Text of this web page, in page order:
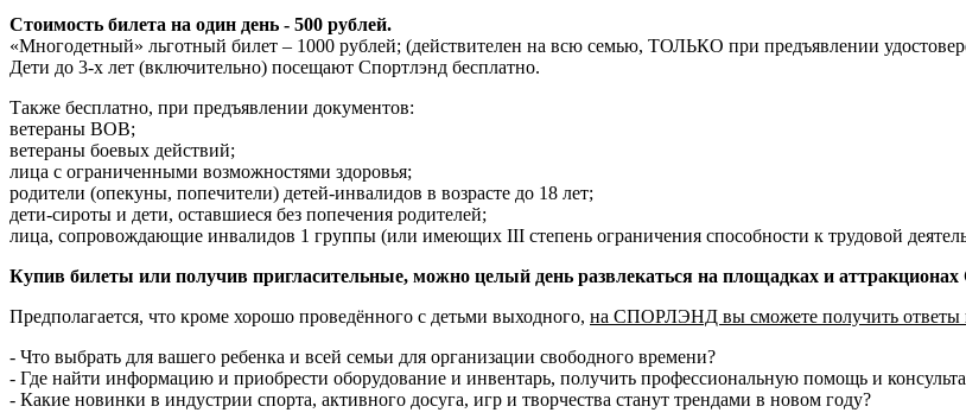
Стоимость билета на один день - 500 рублей.
«Многодетный» льготный билет – 1000 рублей; (действителен на всю семью, ТОЛЬКО при предъявлении
Дети до 3-х лет (включительно) посещают Спортлэнд бесплатно.
Также бесплатно, при предъявлении документов:
ветераны ВОВ;
ветераны боевых действий;
лица с ограниченными возможностями здоровья;
родители (опекуны, попечители) детей-инвалидов в возрасте до 18 лет;
дети-сироты и дети, оставшиеся без попечения родителей;
лица, сопровождающие инвалидов 1 группы (или имеющих III степень ограничения способности к трудовой
Купив билеты или получив пригласительные, можно целый день развлекаться на площадках и аттракционах
Предполагается, что кроме хорошо проведённого с детьми выходного, на СПОРЛЭНД вы сможете получить ответы
- Что выбрать для вашего ребенка и всей семьи для организации свободного времени?
- Где найти информацию и приобрести оборудование и инвентарь, получить профессиональную помощь и
- Какие новинки в индустрии спорта, активного досуга, игр и творчества станут трендами в новом году?